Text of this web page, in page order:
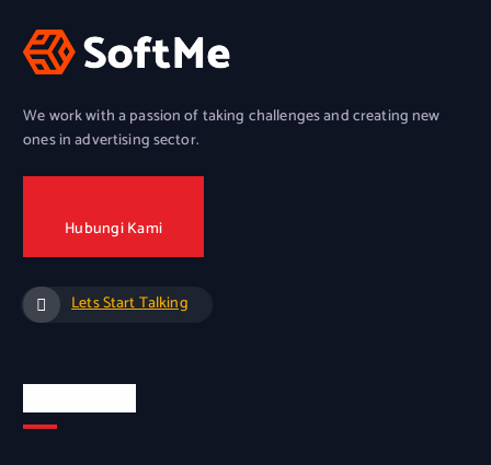
We work with a passion of taking challenges and creating new
ones in advertising sector.
Hubungi Kami
Lets Start Talking